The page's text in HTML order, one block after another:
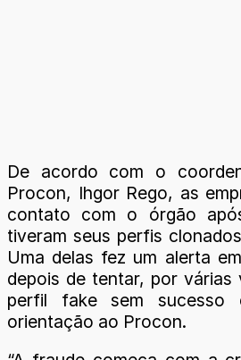
De acordo com o
Procon, Ihgor Rego, as
contato com o órgão
tiveram seus perfis
Uma delas fez um alerta
depois de tentar, por várias
perfil fake sem sucesso
orientação ao Procon.